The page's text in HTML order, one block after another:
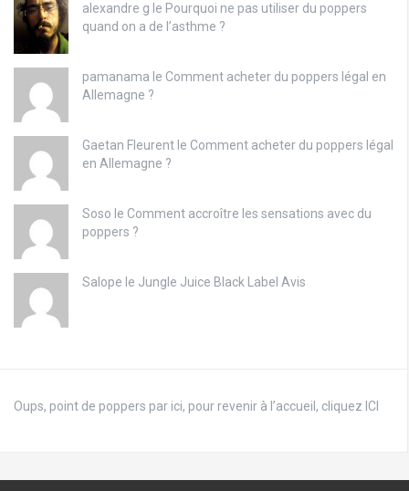
alexandre g le Pourquoi ne pas utiliser du poppers
quand on a de l’asthme ?
pamanama le Comment acheter du poppers légal en
Allemagne ?
Gaetan Fleurent le Comment acheter du poppers légal
en Allemagne ?
Soso le Comment accroître les sensations avec du
poppers ?
Salope le Jungle Juice Black Label Avis
Oups, point de poppers par ici, pour revenir à l’accueil, cliquez ICI